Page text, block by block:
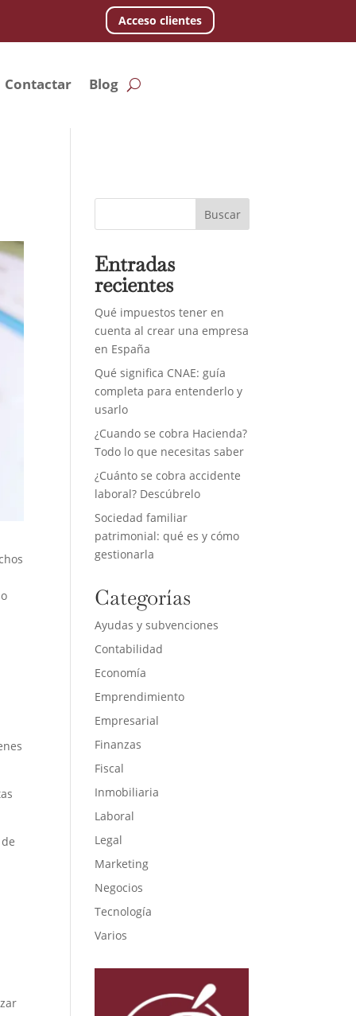
Acceso clientes
Contactar Blog
Buscar
Entradas
recientes
Qué impuestos tener en
cuenta al crear una empresa
en España
Qué significa CNAE: guía
completa para entenderlo y
usarlo
¿Cuando se cobra Hacienda?
Todo lo que necesitas saber
¿Cuánto se cobra accidente
laboral? Descúbrelo
Sociedad familiar
patrimonial: qué es y cómo
gestionarla
Categorías
Ayudas y subvenciones
Contabilidad
Economía
Emprendimiento
Empresarial
Finanzas
Fiscal
Inmobiliaria
Laboral
Legal
Marketing
Negocios
Tecnología
Varios